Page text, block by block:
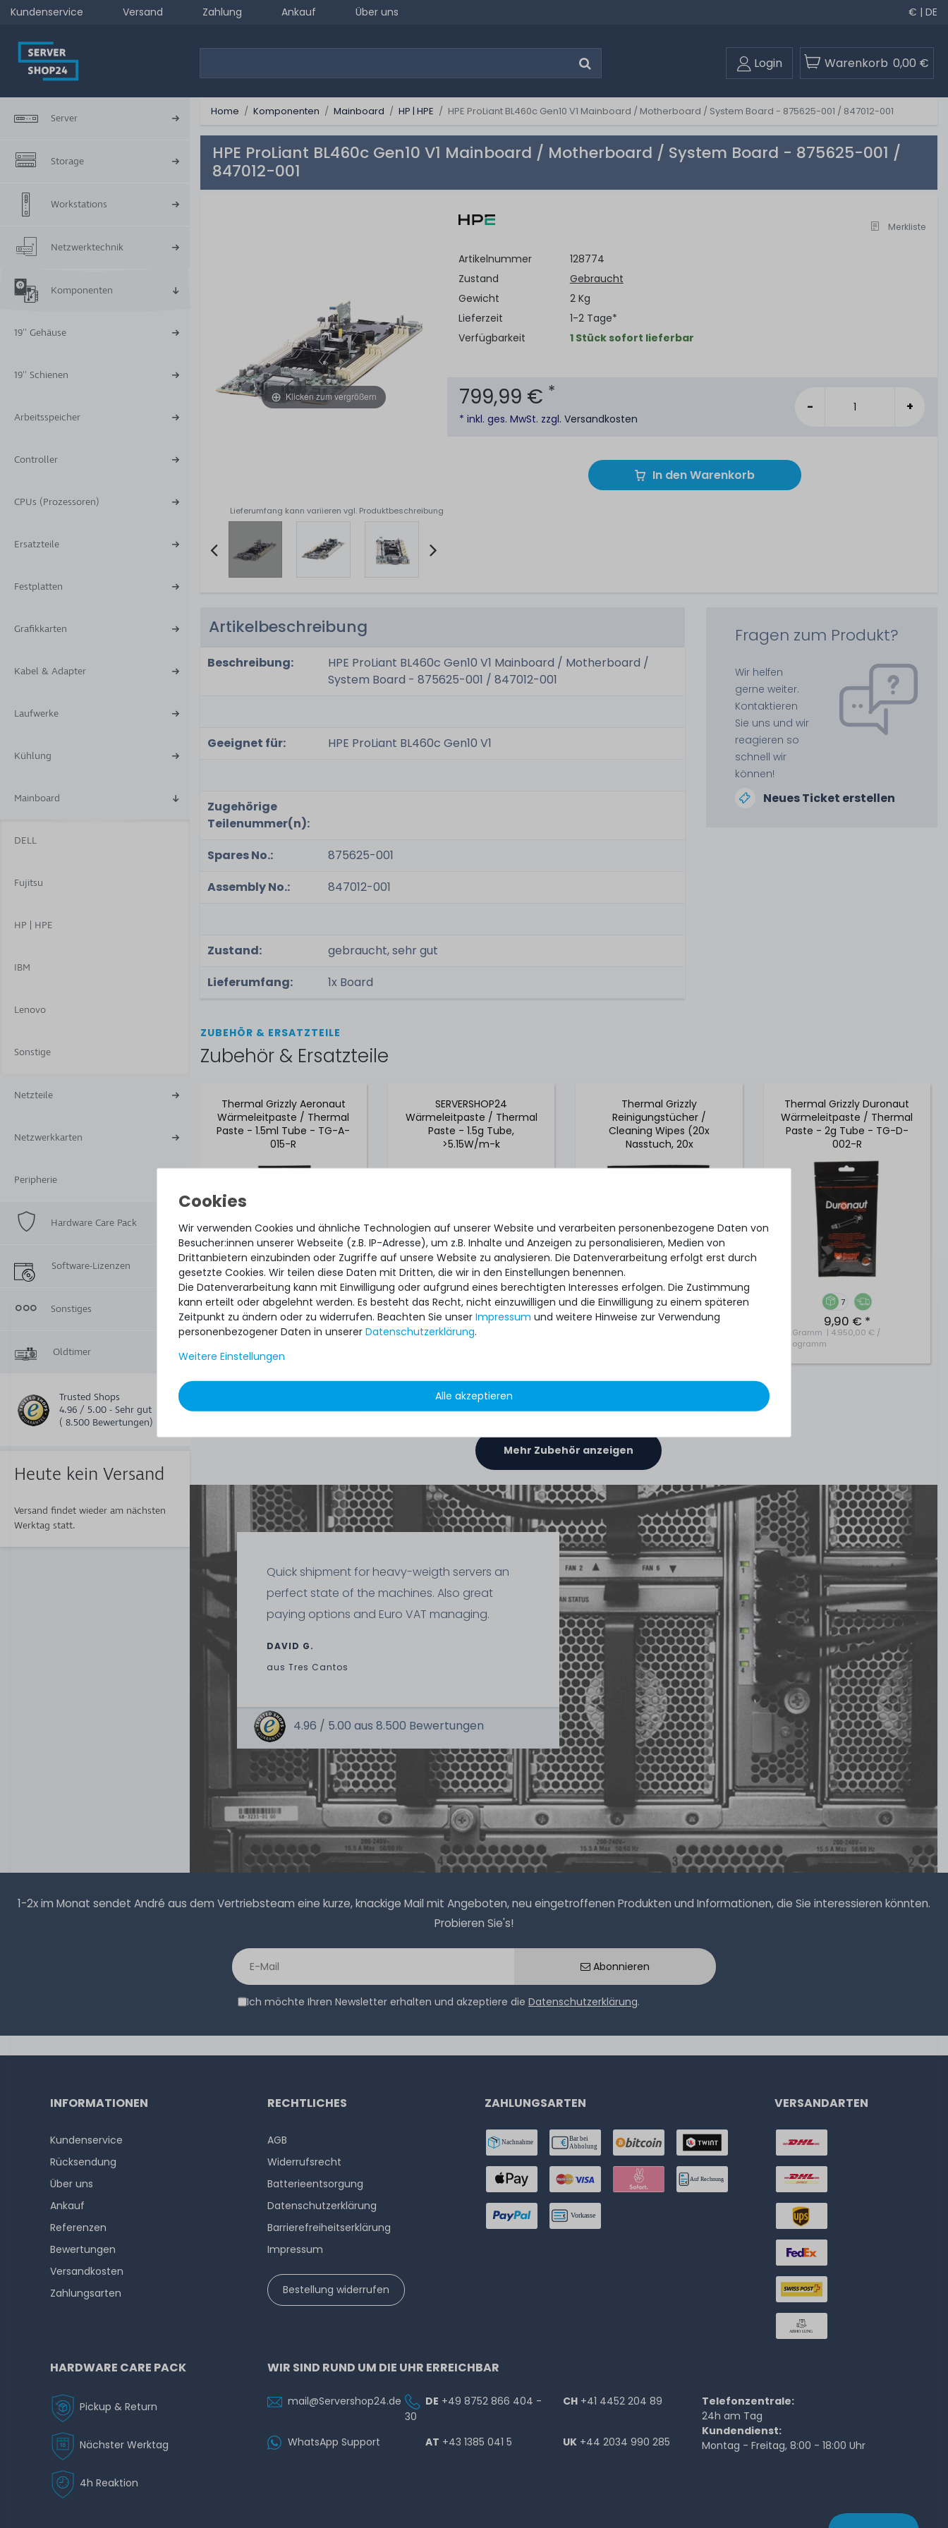
Kundenservice Versand Zahlung Ankauf Über uns € | DE
Login Warenkorb 0,00 €
Server
Storage
Workstations
Netzwerktechnik
Komponenten
19'' Gehäuse
19'' Schienen
Arbeitsspeicher
Controller
CPUs (Prozessoren)
Ersatzteile
Festplatten
Grafikkarten
Kabel & Adapter
Laufwerke
Kühlung
Mainboard
DELL
Fujitsu
HP | HPE
IBM
Lenovo
Sonstige
Netzteile
Netzwerkkarten
Peripherie
Hardware Care Pack
Software-Lizenzen
Sonstiges
Oldtimer
Trusted Shops
4.96 / 5.00 - Sehr gut
( 8.500 Bewertungen)
Heute kein Versand
Versand findet wieder am nächsten
Werktag statt.
Home Komponenten Mainboard HP | HPE HPE ProLiant BL460c Gen10 V1 Mainboard / Motherboard / System Board - 875625-001 / 847012-001
HPE ProLiant BL460c Gen10 V1 Mainboard / Motherboard / System Board - 875625-001 /
847012-001
Klicken zum vergrößern
Lieferumfang kann variieren vgl. Produktbeschreibung
6
Merkliste
Artikelnummer
128774
Zustand
Gebraucht
Gewicht
2 Kg
Lieferzeit
1-2 Tage*
Verfügbarkeit
1 Stück sofort lieferbar
799,99 € *
* inkl. ges. MwSt. zzgl.Versandkosten
- +
In den Warenkorb
Artikelbeschreibung
Beschreibung:
HPE ProLiant BL460c Gen10 V1 Mainboard / Motherboard /
System Board - 875625-001 / 847012-001
Geeignet für: HPE ProLiant BL460c Gen10 V1
Zugehörige
Teilenummer(n):
Spares No.:
875625-001
Assembly No.:
847012-001
Zustand:
gebraucht, sehr gut
Lieferumfang:
1x Board
Fragen zum Produkt?
Wir helfen
gerne weiter.
Kontaktieren
Sie uns und wir
reagieren so
schnell wir
können!
Neues Ticket erstellen
ZUBEHÖR & ERSATZTEILE
Zubehör & Ersatzteile
Thermal Grizzly Aeronaut
Wärmeleitpaste / Thermal
Paste - 1.5ml Tube - TG-A-
015-R
32
6,90 € *
3.9 Gramm | 1.769,23 € /
SERVERSHOP24
Wärmeleitpaste / Thermal
Paste - 1.5g Tube,
>5.15W/m-k
391
2,99 € *
1.5Gramm| 1.993,33 € /
Thermal Grizzly
Reinigungstücher /
Cleaning Wipes (20x
Nasstuch, 20x
20
8,90 € *
Thermal Grizzly Duronaut
Wärmeleitpaste / Thermal
Paste - 2g Tube - TG-D-
002-R
7
9,90 € *
Gramm | 4.950,00 € /
Kilogramm
17,90 € *
Kilogramm
Mehr Zubehör anzeigen
Quick shipment for heavy-weigth servers an
perfect state of the machines. Also great
paying options and Euro VAT managing.
DAVID G.
aus Tres Cantos
4.96 / 5.00 aus 8.500 Bewertungen
1-2x im Monat sendet André aus dem Vertriebsteam eine kurze, knackige Mail mit Angeboten, neu eingetroffenen Produkten und Informationen, die Sie interessieren könnten.
Probieren Sie's!
Abonnieren
Ich möchte Ihren Newsletter erhalten und akzeptiere die Datenschutzerklärung.
Wir verwenden Cookies und ähnliche Technologien auf unserer Website und verarbeiten personenbezogene Daten von
Besucher:innen unserer Webseite (z.B. IP-Adresse), um z.B. Inhalte und Anzeigen zu personalisieren, Medien von
Drittanbietern einzubinden oder Zugriffe auf unsere Website zu analysieren. Die Datenverarbeitung erfolgt erst durch
gesetzte Cookies. Wir teilen diese Daten mit Dritten, die wir in den Einstellungen benennen.
Die Datenverarbeitung kann mit Einwilligung oder aufgrund eines berechtigten Interesses erfolgen. Die Zustimmung
kann erteilt oder abgelehnt werden. Es besteht das Recht, nicht einzuwilligen und die Einwilligung zu einem späteren
Zeitpunkt zu ändern oder zu widerrufen. Beachten Sie unser Impressum und weitere Hinweise zur Verwendung
personenbezogener Daten in unserer Daten­schutz­erklärung.
Weitere Einstellungen
Alle akzeptieren
INFORMATIONEN
Kundenservice
Rücksendung
Über uns
Ankauf
Referenzen
Bewertungen
Versandkosten
Zahlungsarten
RECHTLICHES
AGB
Widerrufs­recht
Batterieentsorgung
Datenschutzerklärung
Barrierefreiheitserklärung
Impressum
Bestellung widerrufen
ZAHLUNGSARTEN VERSANDARTEN
HARDWARE CARE PACK
Pickup & Return
Nächster Werktag
4h Reaktion
WIR SIND RUND UM DIE UHR ERREICHBAR
mail@Servershop24.de DE +49 8752 866 404 -
30
CH +41 4452 204 89
WhatsApp Support AT +43 1385 041 5 UK +44 2034 990 285
Telefonzentrale:
24h am Tag
Kundendienst:
Montag - Freitag, 8:00 - 18:00 Uhr